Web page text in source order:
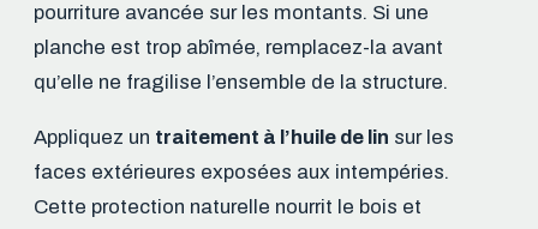
pourriture avancée sur les montants. Si une
planche est trop abîmée, remplacez-la avant
qu’elle ne fragilise l’ensemble de la structure.
Appliquez un traitement à l’huile de lin sur les
faces extérieures exposées aux intempéries.
Cette protection naturelle nourrit le bois et